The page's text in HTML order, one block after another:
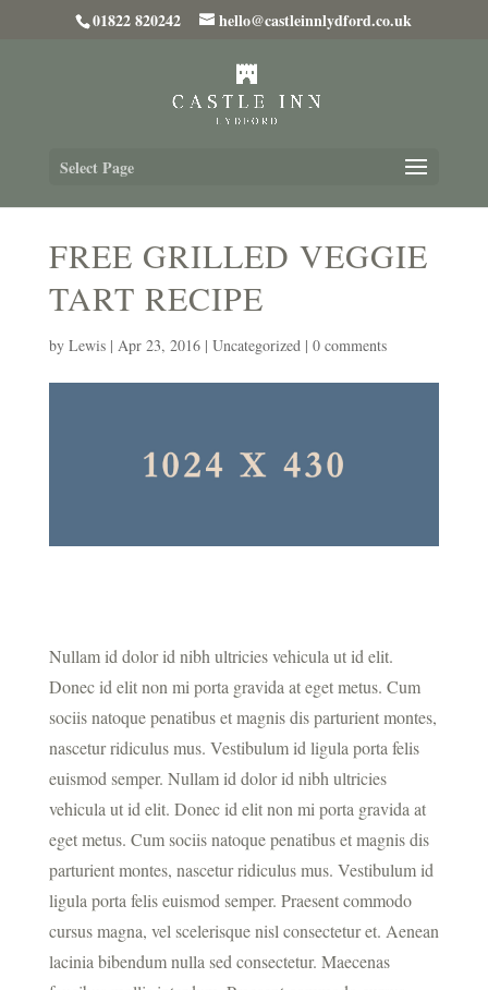
01822 820242 hello@castleinnlydford.co.uk
Select Page
FREE GRILLED VEGGIE
TART RECIPE
by Lewis| Apr 23, 2016| Uncategorized| 0 comments
Nullam id dolor id nibh ultricies vehicula ut id elit.
Donec id elit non mi porta gravida at eget metus. Cum
sociis natoque penatibus et magnis dis parturient montes,
nascetur ridiculus mus. Vestibulum id ligula porta felis
euismod semper. Nullam id dolor id nibh ultricies
vehicula ut id elit. Donec id elit non mi porta gravida at
eget metus. Cum sociis natoque penatibus et magnis dis
parturient montes, nascetur ridiculus mus. Vestibulum id
ligula porta felis euismod semper. Praesent commodo
cursus magna, vel scelerisque nisl consectetur et. Aenean
lacinia bibendum nulla sed consectetur. Maecenas